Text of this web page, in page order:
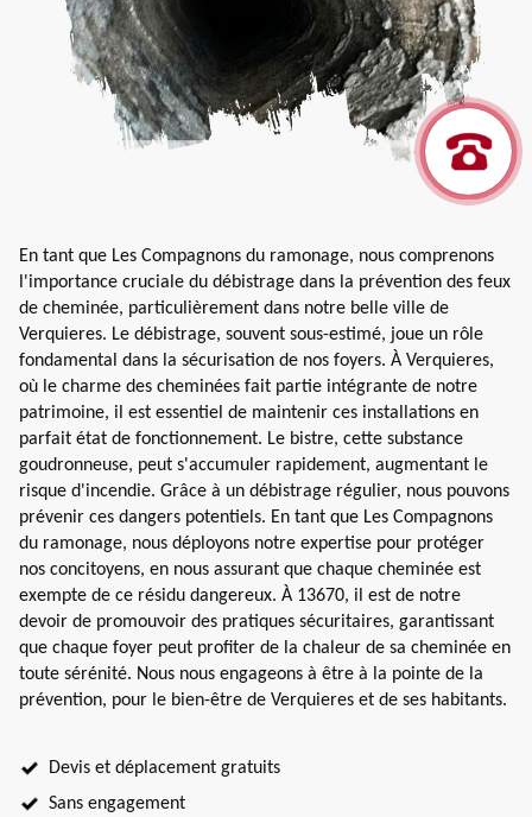
En tant que Les Compagnons du ramonage, nous comprenons
l'importance cruciale du débistrage dans la prévention des feux
de cheminée, particulièrement dans notre belle ville de
Verquieres. Le débistrage, souvent sous-estimé, joue un rôle
fondamental dans la sécurisation de nos foyers. À Verquieres,
où le charme des cheminées fait partie intégrante de notre
patrimoine, il est essentiel de maintenir ces installations en
parfait état de fonctionnement. Le bistre, cette substance
goudronneuse, peut s'accumuler rapidement, augmentant le
risque d'incendie. Grâce à un débistrage régulier, nous pouvons
prévenir ces dangers potentiels. En tant que Les Compagnons
du ramonage, nous déployons notre expertise pour protéger
nos concitoyens, en nous assurant que chaque cheminée est
exempte de ce résidu dangereux. À 13670, il est de notre
devoir de promouvoir des pratiques sécuritaires, garantissant
que chaque foyer peut profiter de la chaleur de sa cheminée en
toute sérénité. Nous nous engageons à être à la pointe de la
prévention, pour le bien-être de Verquieres et de ses habitants.
Devis et déplacement gratuits
Sans engagement